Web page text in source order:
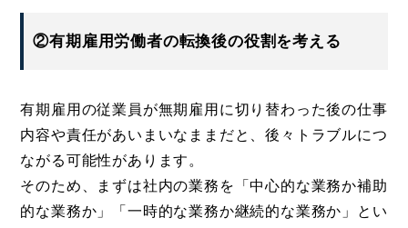
②有期雇用労働者の転換後の役割を考える
有期雇用の従業員が無期雇用に切り替わった後の仕事
内容や責任があいまいなままだと、後々トラブルにつ
ながる可能性があります。
そのため、まずは社内の業務を「中心的な業務か補助
的な業務か」「一時的な業務か継続的な業務か」とい